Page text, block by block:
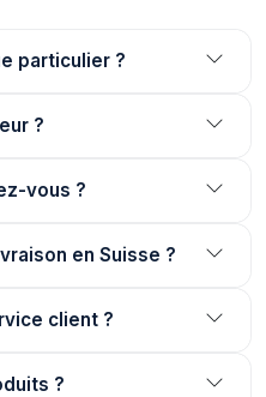
particulier ?
?
vous ?
en Suisse ?
client ?
?